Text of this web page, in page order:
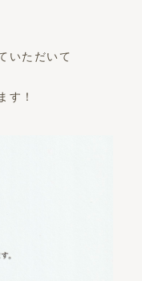
いただいて
す！